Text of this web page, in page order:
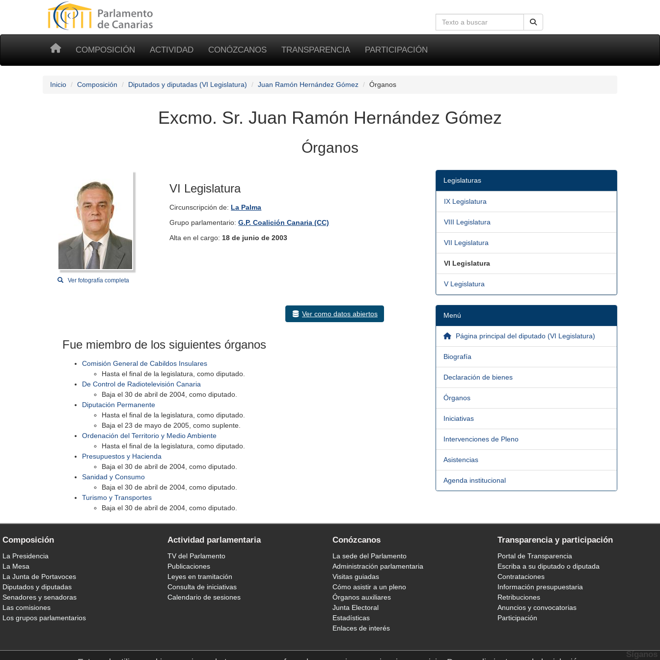
COMPOSICIÓN ACTIVIDAD CONÓZCANOS TRANSPARENCIA PARTICIPACIÓN
Inicio Composición Diputados y diputadas (VI Legislatura) Juan Ramón Hernández Gómez Órganos
Excmo. Sr. Juan Ramón Hernández Gómez
Órganos
Ver fotografía completa
VI Legislatura
Circunscripción de: La Palma
Grupo parlamentario:G.P. Coalición Canaria (CC)
Alta en el cargo: 18 de junio de 2003
Ver como datos abiertos
Fue miembro de los siguientes órganos
Comisión General de Cabildos Insulares
Hasta el final de la legislatura, como diputado.
De Control de Radiotelevisión Canaria
Baja el 30 de abril de 2004, como diputado.
Diputación Permanente
Hasta el final de la legislatura, como diputado.
Baja el 23 de mayo de 2005, como suplente.
Ordenación del Territorio y Medio Ambiente
Hasta el final de la legislatura, como diputado.
Presupuestos y Hacienda
Baja el 30 de abril de 2004, como diputado.
Sanidad y Consumo
Baja el 30 de abril de 2004, como diputado.
Turismo y Transportes
Baja el 30 de abril de 2004, como diputado.
Legislaturas
IX Legislatura
VIII Legislatura
VII Legislatura
VI Legislatura
V Legislatura
Menú
Página principal del diputado (VI Legislatura)
Biografía
Declaración de bienes
Órganos
Iniciativas
Intervenciones de Pleno
Asistencias
Agenda institucional
Composición
La Presidencia
La Mesa
La Junta de Portavoces
Diputados y diputadas
Senadores y senadoras
Las comisiones
Los grupos parlamentarios
Actividad parlamentaria
TV del Parlamento
Publicaciones
Leyes en tramitación
Consulta de iniciativas
Calendario de sesiones
Conózcanos
La sede del Parlamento
Administración parlamentaria
Visitas guiadas
Cómo asistir a un pleno
Órganos auxiliares
Junta Electoral
Estadísticas
Enlaces de interés
Transparencia y participación
Portal de Transparencia
Escriba a su diputado o diputada
Contrataciones
Información presupuestaria
Retribuciones
Anuncios y convocatorias
Participación
Síganos